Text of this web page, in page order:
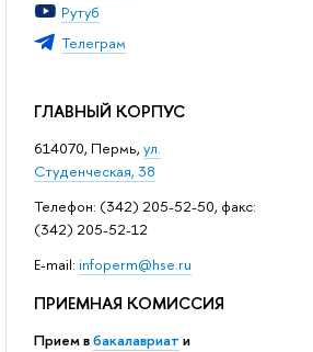
Рутуб
Телеграм
ГЛАВНЫЙ КОРПУС
614070, Пермь,ул.
Студенческая, 38
Телефон: (342) 205-52-50, факс:
(342) 205-52-12
Е-mail: infoperm@hse.ru
ПРИЕМНАЯ КОМИССИЯ
Прием вбакалавриат и